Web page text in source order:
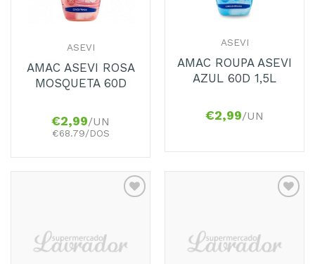
ASEVI
AMAC ASEVI ROSA
MOSQUETA 60D
€2,99/UN
€68.79/DOS
ASEVI
AMAC ROUPA ASEVI
AZUL 60D 1,5L
€2,99/UN
Favoritos
Favoritos